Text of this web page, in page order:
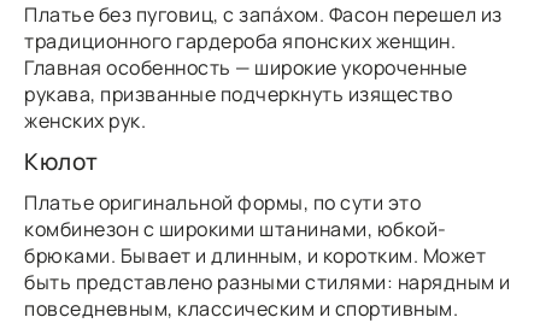
Платье без пуговиц, с запáхом. Фасон перешел из
традиционного гардероба японских женщин.
Главная особенность — широкие укороченные
рукава, призванные подчеркнуть изящество
женских рук.
Кюлот
Платье оригинальной формы, по сути это
комбинезон с широкими штанинами, юбкой-
брюками. Бывает и длинным, и коротким. Может
быть представлено разными стилями: нарядным и
повседневным, классическим и спортивным.